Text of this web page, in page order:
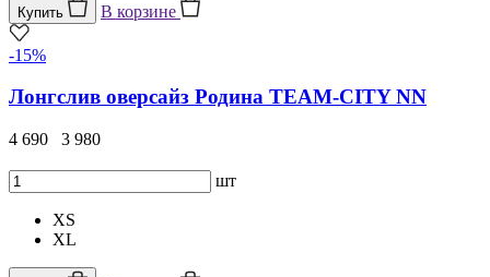
Купить В корзине
-15%
Лонгслив оверсайз Родина TEAM-CITY NN
4 690 3 980
шт
XS
XL